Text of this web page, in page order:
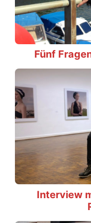
Fünf
Interview